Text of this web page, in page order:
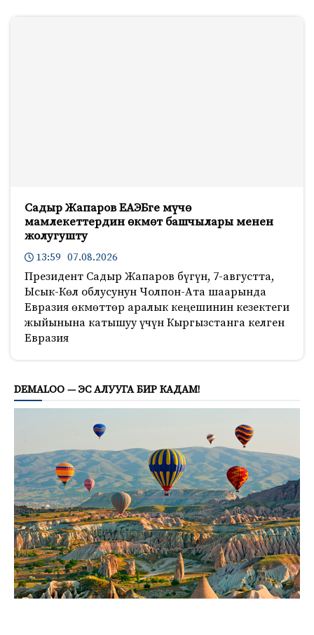
Садыр Жапаров ЕАЭБге мүчө
мамлекеттердин өкмөт башчылары менен
жолугушту
13:59 07.08.2026
Президент Садыр Жапаров бүгүн, 7-августта,
Ысык-Көл облусунун Чолпон-Ата шаарында
Евразия өкмөттөр аралык кеңешинин кезектеги
жыйынына катышуу үчүн Кыргызстанга келген
Евразия
DEMALOO — ЭС АЛУУГА БИР КАДАМ!